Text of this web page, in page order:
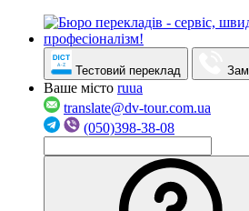
Тестовий переклад
Ваше місто ruua
translate@dv-tour.com.ua
(050)398-38-08